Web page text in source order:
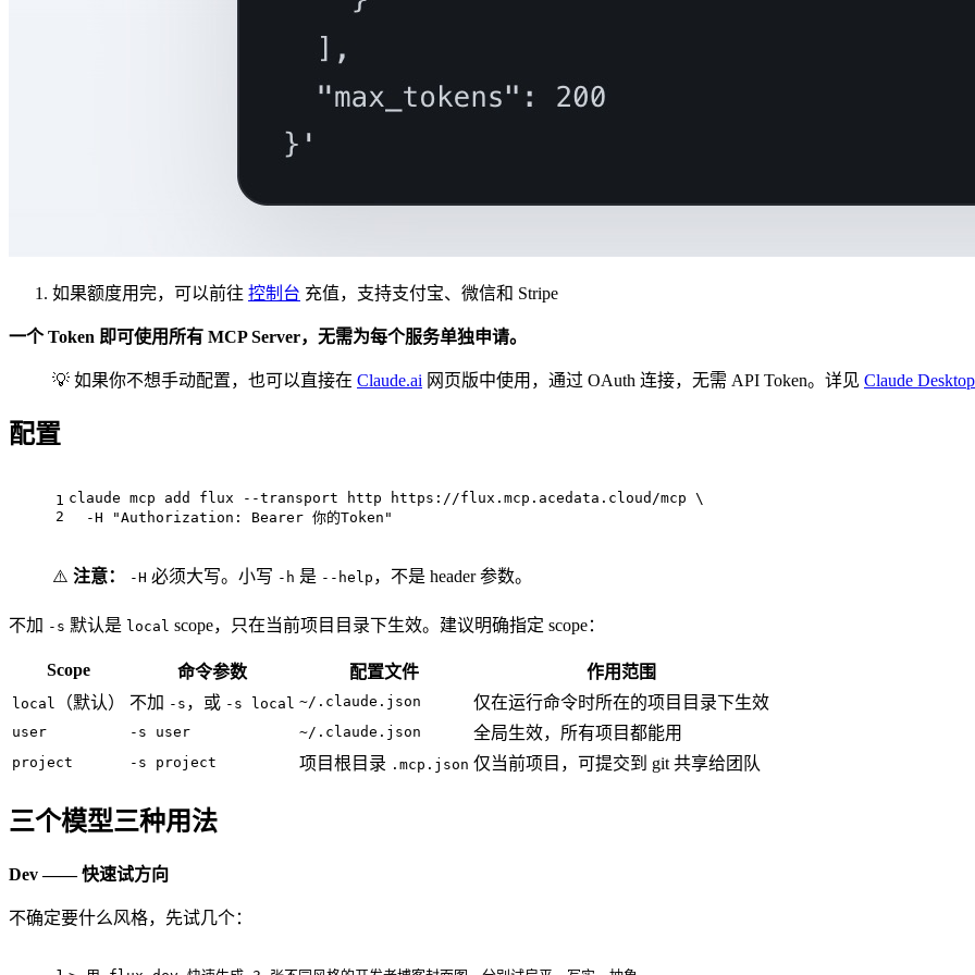
如果额度用完，可以前往 控制台 充值，支持支付宝、微信和 Stripe
一个 Token 即可使用所有 MCP Server，无需为每个服务单独申请。
💡 如果你不想手动配置，也可以直接在 Claude.ai 网页版中使用，通过 OAuth 连接，无需 API Token。详见 Claude
配置
1
2
claude mcp add flux --transport http https://flux.mcp.acedata.cloud/mcp \
  -H
"Authorization: Bearer 你的Token"
⚠️ 注意： -H 必须大写。小写 -h 是 --help ，不是 header 参数。
不加 -s 默认是 local scope，只在当前项目目录下生效。建议明确指定 scope：
Scope 命令参数 配置文件 作用范围
local （默认） 不加 -s ，或 -s local ~/.claude.json 仅在运行命令时所在的项目目录下生效
user -s user ~/.claude.json 全局生效，所有项目都能用
project -s project 项目根目录 .mcp.json 仅当前项目，可提交到 git 共享给团队
三个模型三种用法
Dev —— 快速试方向
不确定要什么风格，先试几个：